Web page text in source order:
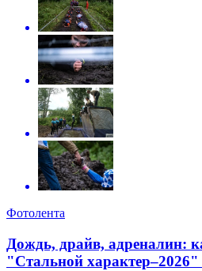
Фотолента
Дождь, драйв, адреналин:
"Стальной характер–2026"